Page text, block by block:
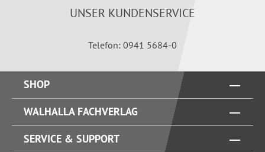
UNSER KUNDENSERVICE
Telefon: 0941 5684-0
SHOP
WALHALLA FACHVERLAG
SERVICE & SUPPORT